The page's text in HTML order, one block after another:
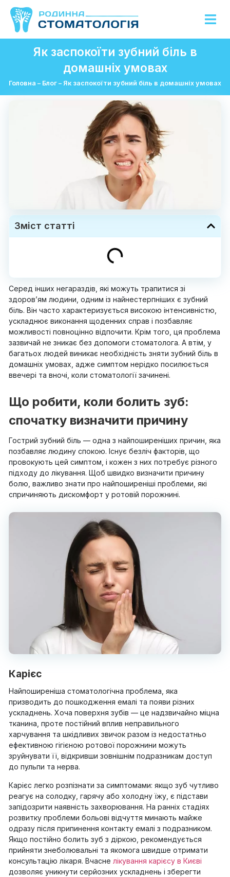
Як заспокоїти зубний біль в
домашніх умовах
Головна – Блог – Як заспокоїти зубний біль в домашніх умовах
Зміст статті
Серед інших негараздів, які можуть трапитися зі
здоров’ям людини, одним із найнестерпніших є зубний
біль. Він часто характеризується високою інтенсивністю,
ускладнює виконання щоденних справ і позбавляє
можливості повноцінно відпочити. Крім того, ця проблема
зазвичай не зникає без допомоги стоматолога. А втім, у
багатьох людей виникає необхідність зняти зубний біль в
домашніх умовах, адже симптом нерідко посилюється
ввечері та вночі, коли стоматології зачинені.
Що робити, коли болить зуб:
спочатку визначити причину
Гострий зубний біль — одна з найпоширеніших причин, яка
позбавляє людину спокою. Існує безліч факторів, що
провокують цей симптом, і кожен з них потребує різного
підходу до лікування. Щоб швидко визначити причину
болю, важливо знати про найпоширеніші проблеми, які
спричиняють дискомфорт у ротовій порожнині.
Карієс
Найпоширеніша стоматологічна проблема, яка
призводить до пошкодження емалі та появи різних
ускладнень. Хоча поверхня зубів — це надзвичайно міцна
тканина, проте постійний вплив неправильного
харчування та шкідливих звичок разом із недостатньо
ефективною гігієною ротової порожнини можуть
зруйнувати її, відкривши зовнішнім подразникам доступ
до пульпи та нерва.
Карієс легко розпізнати за симптомами: якщо зуб чутливо
реагує на солодку, гарячу або холодну їжу, є підстави
запідозрити наявність захворювання. На ранніх стадіях
розвитку проблеми больові відчуття минають майже
одразу після припинення контакту емалі з подразником.
Якщо постійно болить зуб з діркою, рекомендується
прийняти знеболювальні та якомога швидше отримати
консультацію лікаря. Вчасне лікування карієсу в Києві
дозволяє уникнути серйозних ускладнень і зберегти